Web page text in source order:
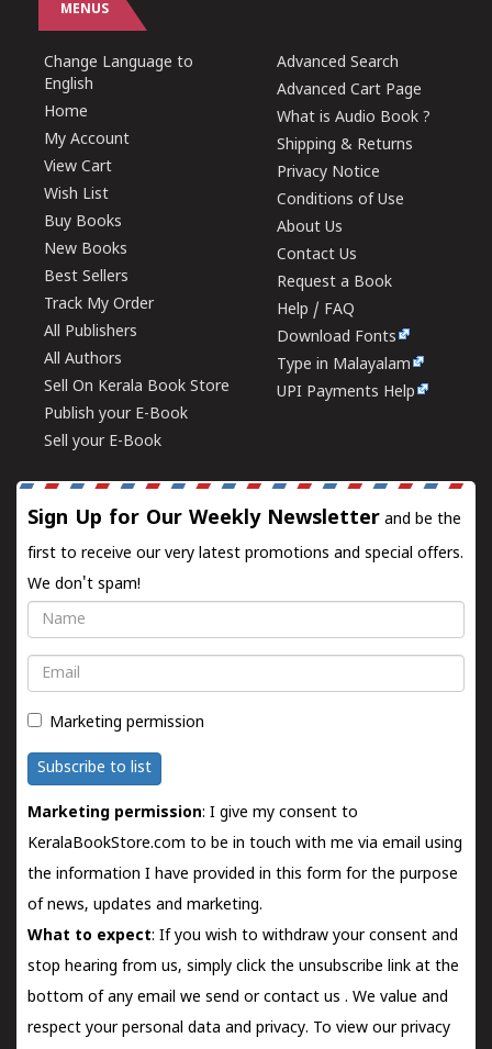
MENUS
Change Language to
English
Home
My Account
View Cart
Wish List
Buy Books
New Books
Best Sellers
Track My Order
All Publishers
All Authors
Sell On Kerala Book Store
Publish your E-Book
Sell your E-Book
Advanced Search
Advanced Cart Page
What is Audio Book ?
Shipping & Returns
Privacy Notice
Conditions of Use
About Us
Contact Us
Request a Book
Help / FAQ
Download Fonts
Type in Malayalam
UPI Payments Help
Sign Up for Our Weekly Newsletter and be the
first to receive our very latest promotions and special offers.
We don't spam!
Name
Email
Marketing permission
Subscribe to list
Marketing permission: I give my consent to
KeralaBookStore.com to be in touch with me via email using
the information I have provided in this form for the purpose
of news, updates and marketing.
What to expect: If you wish to withdraw your consent and
stop hearing from us, simply click the unsubscribe link at the
bottom of any email we send orcontact us . We value and
respect your personal data and privacy. To view our privacy